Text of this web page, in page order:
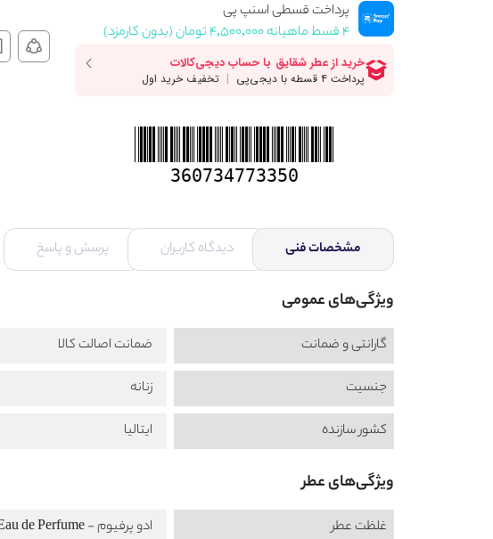
پرداخت قسطی اسنپ پی
۴ قسط ماهیانه ۴,۵۰۰,۰۰۰ تومان (بدون کارمزد)
360734773350
مشخصات فنی دیدگاه کاربران پرسش و پاسخ
ویژگی‌های عمومی
گارانتی و ضمانت
ضمانت اصالت کالا
جنسیت
زنانه
کشور سازنده
ایتالیا
ویژگی‌های عطر
غلظت عطر ادو پرفیوم - Eau de Perfume